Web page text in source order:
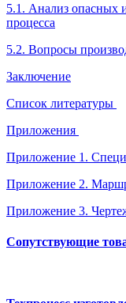
5.1. Анализ опасных
процесса
5.2. Вопросы
Заключение
Список литературы
Приложения
Приложение 1.
Приложение 2.
Приложение 3.
Сопутствующие